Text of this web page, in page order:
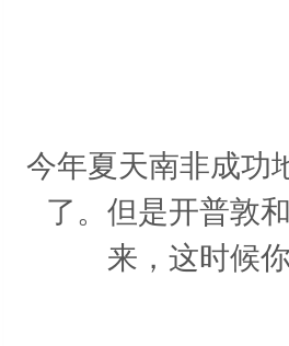
今年夏天南非成功
了。但是开普敦
来，这时候